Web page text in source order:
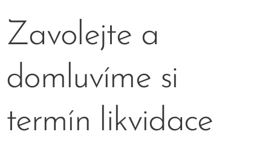
Zavolejte a
domluvíme si
termín likvidace